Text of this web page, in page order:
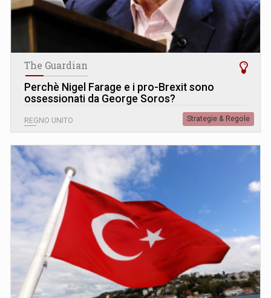
The Guardian
Perchè Nigel Farage e i pro-Brexit sono
ossessionati da George Soros?
REGNO UNITO Strategie & Regole